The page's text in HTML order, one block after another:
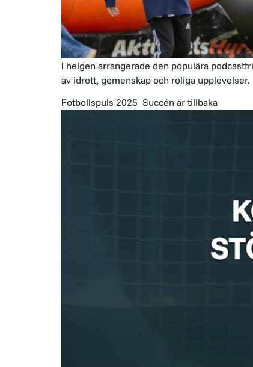
I helgen arrangerade den populära
av idrott, gemenskap och roliga upplevelser.
Fotbollspuls 2025 Succén är tillbaka